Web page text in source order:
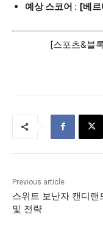
예상 스코어 : [베르
[스포츠&블
Previous article
스위트 보난자 캔디랜
및 전략